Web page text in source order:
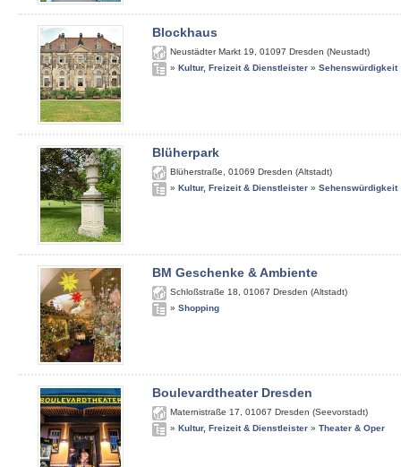
Blockhaus
Neustädter Markt 19 01097 Dresden (Neustadt)
» Kultur, Freizeit & Dienstleister » Sehenswürdigkeit
Blüherpark
Blüherstraße 01069 Dresden (Altstadt)
» Kultur, Freizeit & Dienstleister » Sehenswürdigkeit
BM Geschenke & Ambiente
Schloßstraße 18 01067 Dresden (Altstadt)
» Shopping
Boulevardtheater Dresden
Maternistraße 17 01067 Dresden (Seevorstadt)
» Kultur, Freizeit & Dienstleister » Theater & Oper